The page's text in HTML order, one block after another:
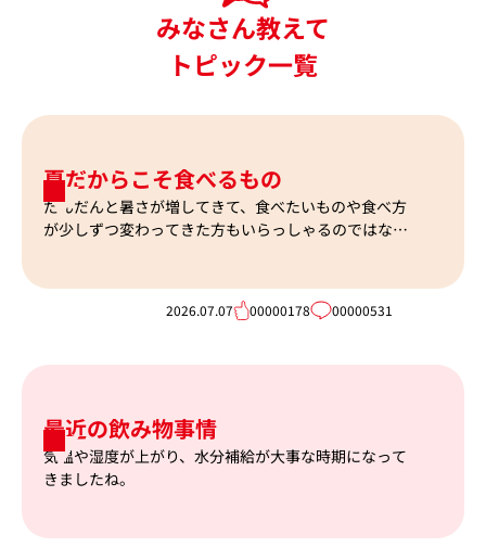
みなさん教えて
トピック一覧
夏だからこそ食べるもの
だんだんと暑さが増してきて、食べたいものや食べ方
が少しずつ変わってきた方もいらっしゃるのではない
2026.07.07 00000178 00000531
最近の飲み物事情
気温や湿度が上がり、水分補給が大事な時期になって
きましたね。